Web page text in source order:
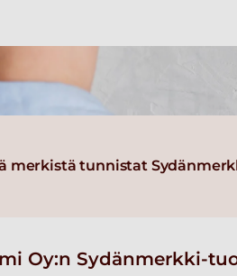
merkistä tunnistat
Oy:n Sydänmerkki-